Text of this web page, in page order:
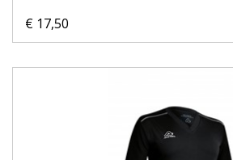
€ 17,50